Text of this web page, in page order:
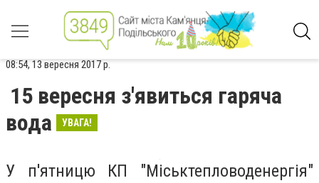
08:54, 13 вересня 2017 р.
15 вересня з'явиться гаряча
вода
УВАГА!
У п'ятницю КП "Міськтепловоденергія"